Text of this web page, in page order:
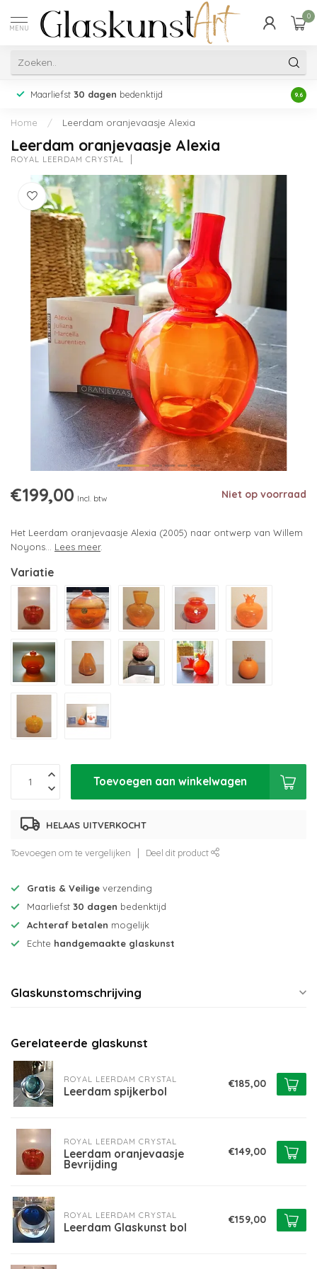
MENU
0
Maarliefst 30 dagen bedenktijd 9.6
Home / Leerdam oranjevaasje Alexia
Leerdam oranjevaasje Alexia
ROYAL LEERDAM CRYSTAL
€199,00 Incl. btw Niet op voorraad
Het Leerdam oranjevaasje Alexia (2005) naar ontwerp van Willem
Noyons... Lees meer.
Variatie
Toevoegen aan winkelwagen
HELAAS UITVERKOCHT
Toevoegen om te vergelijken Deel dit product
Gratis & Veilige verzending
Maarliefst 30 dagen bedenktijd
Achteraf betalen mogelijk
Echte handgemaakte glaskunst
Glaskunstomschrijving
Gerelateerde glaskunst
ROYAL LEERDAM CRYSTAL
Leerdam spijkerbol
€185,00
ROYAL LEERDAM CRYSTAL
Leerdam oranjevaasje
Bevrijding
€149,00
ROYAL LEERDAM CRYSTAL
Leerdam Glaskunst bol
€159,00